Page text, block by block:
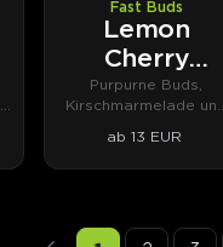
AUTOFEMFast Buds
Lemon
Cherry
Cookies Auto
Purpurne Buds,
Kirschmarmelade und
ab 13 EUR